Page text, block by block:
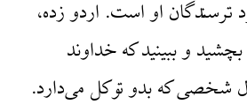
ترسندگان او است. اردو زده،
بچشید و ببینید که خداوند
شخصی که بدو توکل می‌دارد.